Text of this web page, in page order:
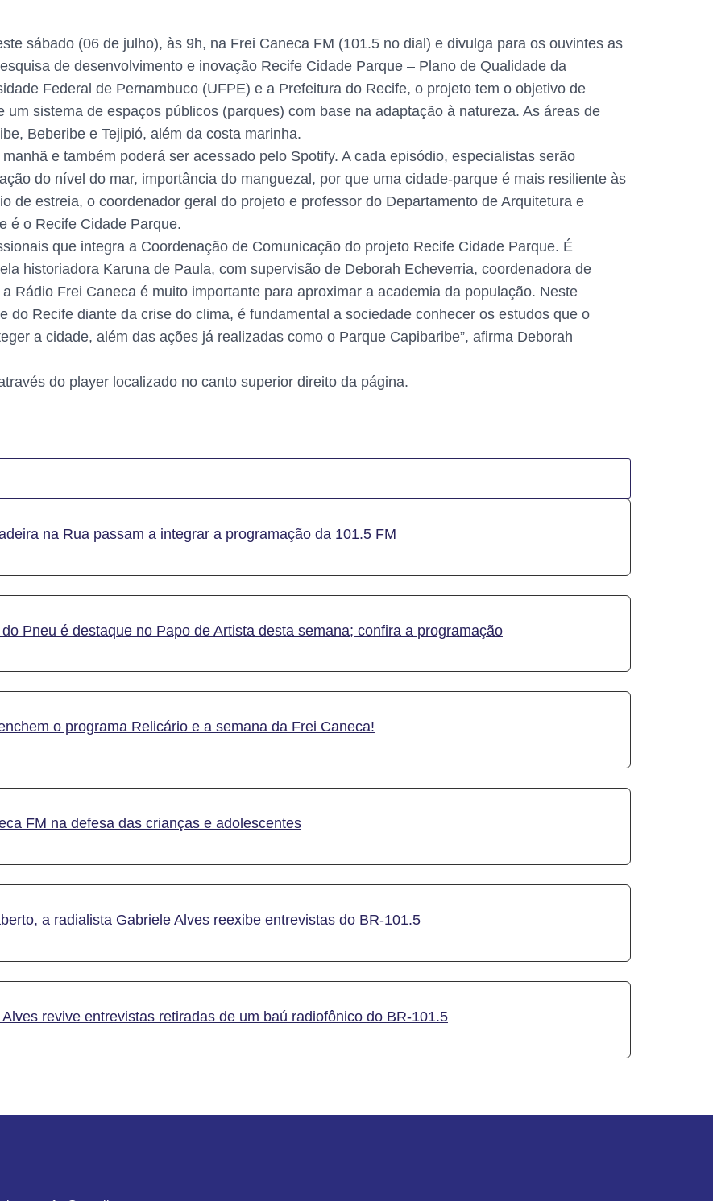
sábado (06 de julho), às 9h, na Frei Caneca FM (101.5 no dial) e divulga para os ouvintes as
de desenvolvimento e inovação Recife Cidade Parque – Plano de Qualidade da
Federal de Pernambuco (UFPE) e a Prefeitura do Recife, o projeto tem o objetivo de
sistema de espaços públicos (parques) com base na adaptação à natureza. As áreas de
Beberibe e Tejipió, além da costa marinha.
e também poderá ser acessado pelo Spotify. A cada episódio, especialistas serão
do nível do mar, importância do manguezal, por que uma cidade-parque é mais resiliente às
de estreia, o coordenador geral do projeto e professor do Departamento de Arquitetura e
é o Recife Cidade Parque.
que integra a Coordenação de Comunicação do projeto Recife Cidade Parque. É
historiadora Karuna de Paula, com supervisão de Deborah Echeverria, coordenadora de
Rádio Frei Caneca é muito importante para aproximar a academia da população. Neste
do Recife diante da crise do clima, é fundamental a sociedade conhecer os estudos que o
a cidade, além das ações já realizadas como o Parque Capibaribe”, afirma Deborah
do player localizado no canto superior direito da página.
na Rua passam a integrar a programação da 101.5 FM
Pneu é destaque no Papo de Artista desta semana; confira a programação
o programa Relicário e a semana da Frei Caneca!
FM na defesa das crianças e adolescentes
a radialista Gabriele Alves reexibe entrevistas do BR-101.5
revive entrevistas retiradas de um baú radiofônico do BR-101.5